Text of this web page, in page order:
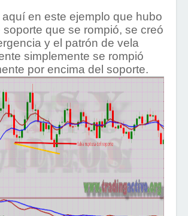
en este ejemplo que hubo
soporte que se rompió, se creó
y el patrón de vela
simplemente se rompió
por encima del soporte.